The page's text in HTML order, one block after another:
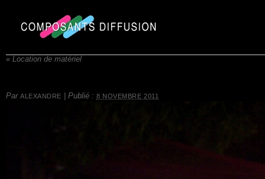
« Location de matériel
Par ALEXANDRE Publié : 8 NOVEMBRE 2011